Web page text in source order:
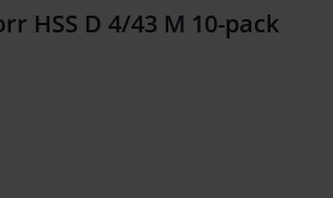
HSS D 4/43 M 10-pack